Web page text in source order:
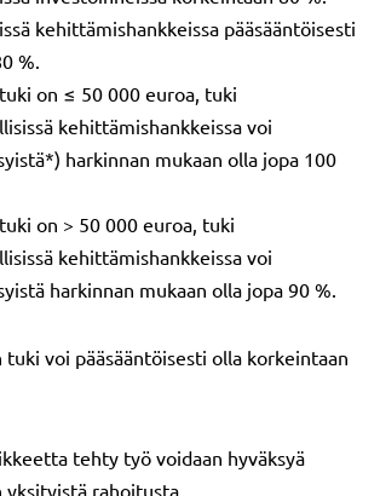
kehittämishankkeissa pääsääntöisesti
%.
on ≤ 50 000 euroa, tuki
kehittämishankkeissa voi
harkinnan mukaan olla jopa 100
on > 50 000 euroa, tuki
kehittämishankkeissa voi
harkinnan mukaan olla jopa 90 %.
tuki voi pääsääntöisesti olla korkeintaan
tehty työ voidaan hyväksyä
yksityistä rahoitusta.